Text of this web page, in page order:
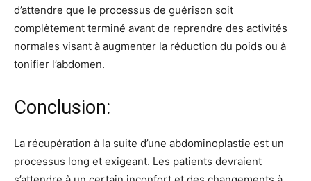
d’attendre que le processus de guérison soit
complètement terminé avant de reprendre des activités
normales visant à augmenter la réduction du poids ou à
tonifier l’abdomen.
Conclusion:
La récupération à la suite d’une abdominoplastie est un
processus long et exigeant. Les patients devraient